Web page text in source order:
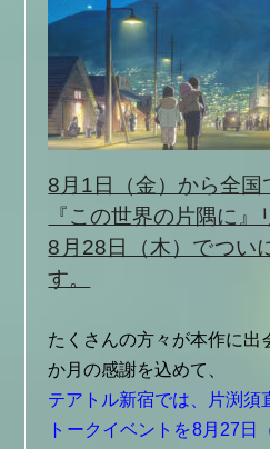
8月1日（金）から全国
『この世界の片隅に』
8月28日（木）でつい
す。
たくさんの方々が本作に出
か月の感謝を込めて、
テアトル新宿では、片渕須
トークイベントを8月27日